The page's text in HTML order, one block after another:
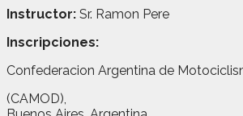
Instructor: Sr. Ramon Pere
Inscripciones:
Confederacion Argentina de
(CAMOD),